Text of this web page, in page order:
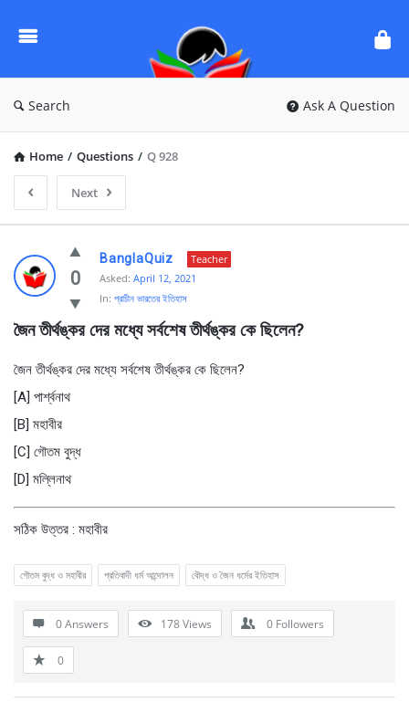
Questions
Search Ask A Question
Home / Questions / Q 928
Next
Ask
Questions
BanglaQuiz
Latest
Questions
0
BanglaQuiz
Teacher
Asked: April 12, 2021
In: প্রাচীন ভারতের ইতিহাস
জৈন তীর্থঙ্কর দের মধ্যে সর্বশেষ তীর্থঙ্কর কে ছিলেন?
জৈন তীর্থঙ্কর দের মধ্যে সর্বশেষ তীর্থঙ্কর কে ছিলেন?
[A] পার্শ্বনাথ
[B] মহাবীর
[C] গৌতম বুদ্ধ
[D] মল্লিনাথ
সঠিক উত্তর : মহাবীর
গৌতম বুদ্ধ ও মহাবীর প্রতিবাদী ধর্ম আন্দোলন বৌদ্ধ ও জৈন ধর্মের ইতিহাস
0 Answers 178Views 0 Followers
0